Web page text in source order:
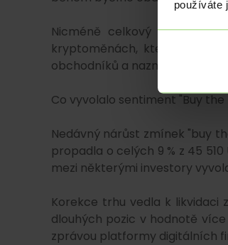
používáte
Nicméně celkový sentiment
kryptoměnách, který se v
obchodníků a naznačuje, že
Co vyvolalo sentiment "Buy the
Nedávný nárůst zmínek "buy
propadla o celých 9 % z 45
mezi některými investory
Korekce trhu vedla k likvidaci
dlouhých pozic v hodnotě
zprávou platformy digitálních